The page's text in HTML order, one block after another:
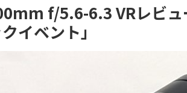
f/5.6-6.3 VRレビ
イベント」